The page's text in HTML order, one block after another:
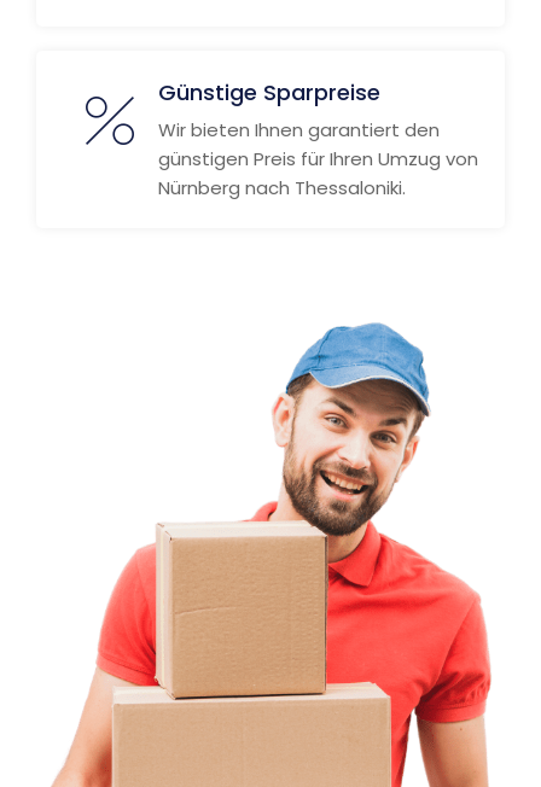
Günstige Sparpreise
Wir bieten Ihnen garantiert den
günstigen Preis für Ihren Umzug von
Nürnberg nach Thessaloniki.